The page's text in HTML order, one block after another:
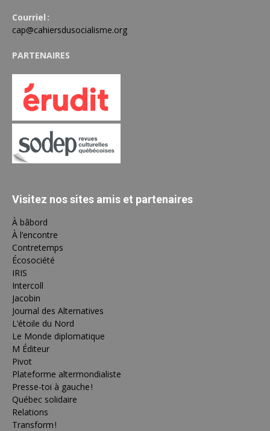
Courriel :
cap@cahiersdusocialisme.org
PARTENAIRES
Visitez nos sites amis et partenaires
À bâbord
À l’encontre
Contretemps
Écosociété
IRIS
Intercoll
Jacobin
Journal des Alternatives
L’étoile du Nord
Le Monde diplomatique
M Éditeur
Pivot
Plateforme altermondialiste
Presse-toi à gauche !
Québec solidaire
Relations
Transform !